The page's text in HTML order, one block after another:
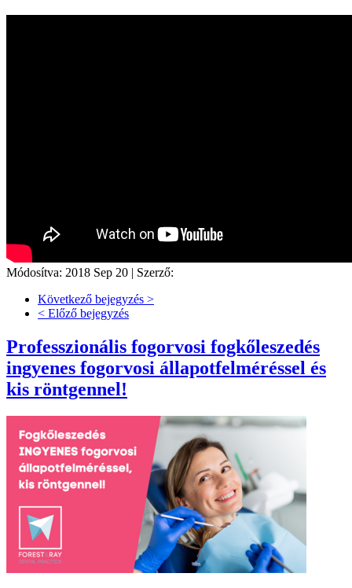
Módosítva: 2018 Sep 20 | Szerző:
Következő bejegyzés >
< Előző bejegyzés
Professzionális fogorvosi fogkőleszedés
ingyenes fogorvosi állapotfelméréssel és
kis röntgennel!